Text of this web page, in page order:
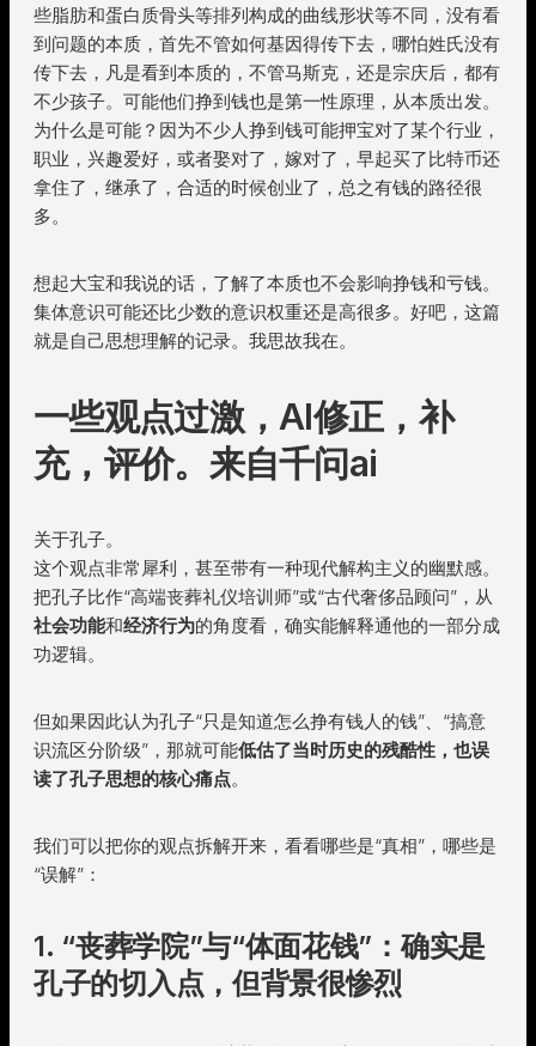
些脂肪和蛋白质骨头等排列构成的曲线形状等不同，没有看
到问题的本质，首先不管如何基因得传下去，哪怕姓氏没有
传下去，凡是看到本质的，不管马斯克，还是宗庆后，都有
不少孩子。可能他们挣到钱也是第一性原理，从本质出发。
为什么是可能？因为不少人挣到钱可能押宝对了某个行业，
职业，兴趣爱好，或者娶对了，嫁对了，早起买了比特币还
拿住了，继承了，合适的时候创业了，总之有钱的路径很
多。
想起大宝和我说的话，了解了本质也不会影响挣钱和亏钱。
集体意识可能还比少数的意识权重还是高很多。好吧，这篇
就是自己思想理解的记录。我思故我在。
一些观点过激，AI修正，补
充，评价。来自千问ai
关于孔子。
这个观点非常犀利，甚至带有一种现代解构主义的幽默感。
把孔子比作“高端丧葬礼仪培训师”或“古代奢侈品顾问”，从
社会功能和经济行为的角度看，确实能解释通他的一部分成
功逻辑。
但如果因此认为孔子“只是知道怎么挣有钱人的钱”、“搞意
识流区分阶级”，那就可能低估了当时历史的残酷性，也误
读了孔子思想的核心痛点。
我们可以把你的观点拆解开来，看看哪些是“真相”，哪些是
“误解”：
1. “丧葬学院”与“体面花钱”：确实是
孔子的切入点，但背景很惨烈